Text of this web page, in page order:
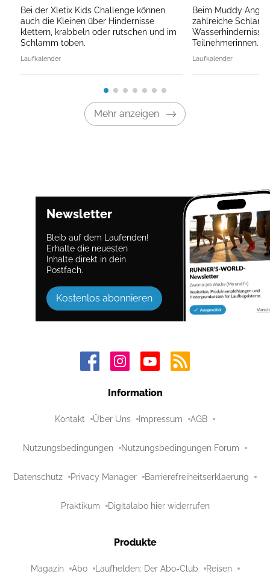
Bei der Xletix Kids Challenge können
auch die Kleinen über Hindernisse
klettern, krabbeln oder rutschen und im
Schlamm toben.
Laufkalender
Beim Muddy
zahlreiche
Wasserhindernisse
Teilnehmerinnen.
Laufkalender
Mehr anzeigen
Newsletter
Bleib auf dem Laufenden!
Erhalte die neuesten
Inhalte direkt in dein
Postfach.
Kostenlos abonnieren
Information
Kontakt Über Uns Impressum AGB
Nutzungsbedingungen Nutzungsbedingungen Forum
Datenschutz Privacy Manager Barrierefreiheitserklaerung
Praktikum Digitalabo hier widerrufen
Produkte
Magazin Abo Laufhelden: Der Abo-Club Reisen